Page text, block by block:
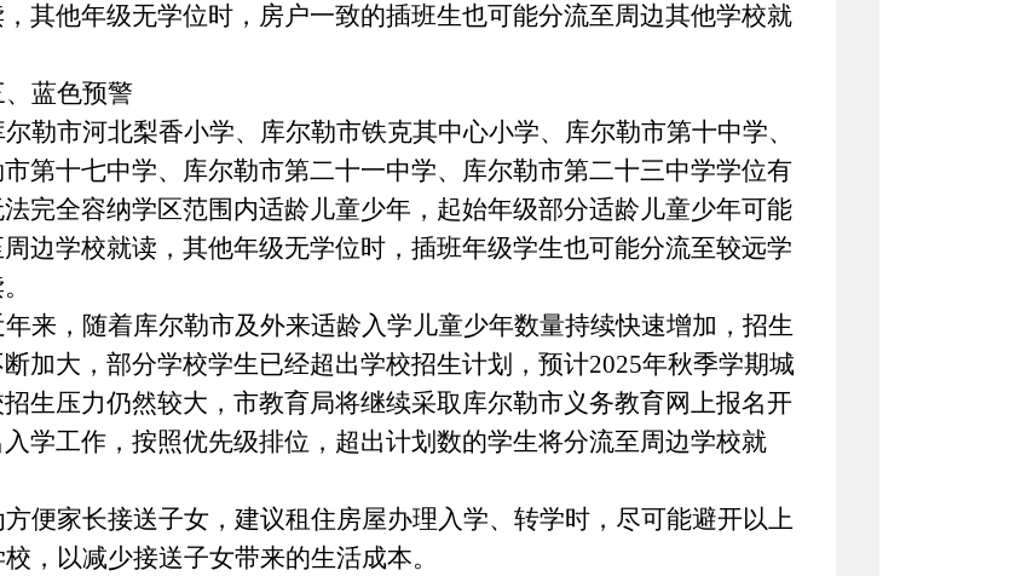
其他年级无学位时，房户一致的插班生也可能分流至周边其他学校就
、蓝色预警
尔勒市河北梨香小学、库尔勒市铁克其中心小学、库尔勒市第十中学、
市第十七中学、库尔勒市第二十一中学、库尔勒市第二十三中学学位有
法完全容纳学区范围内适龄儿童少年，起始年级部分适龄儿童少年可能
边学校就读，其他年级无学位时，插班年级学生也可能分流至较远学
年来，随着库尔勒市及外来适龄入学儿童少年数量持续快速增加，招生
加大，部分学校学生已经超出学校招生计划，预计2025年秋季学期城
招生压力仍然较大，市教育局将继续采取库尔勒市义务教育网上报名开
入学工作，按照优先级排位，超出计划数的学生将分流至周边学校就
方便家长接送子女，建议租住房屋办理入学、转学时，尽可能避开以上
校，以减少接送子女带来的生活成本。